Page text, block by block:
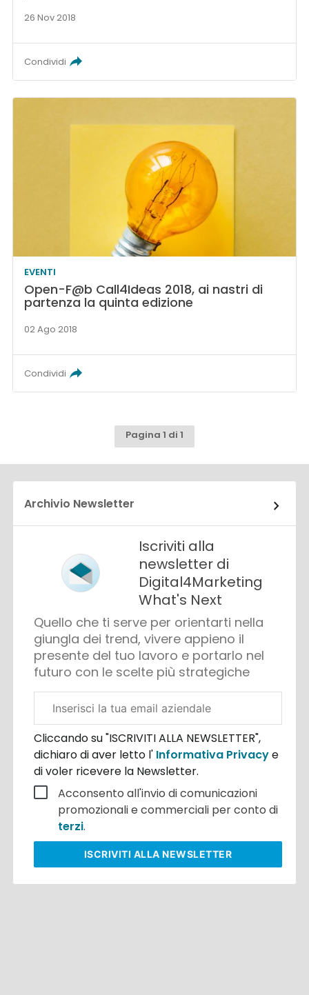
26 Nov 2018
Condividi
EVENTI
Open-F@b Call4Ideas 2018, ai nastri di
partenza la quinta edizione
02 Ago 2018
Condividi
Pagina 1 di 1
Archivio Newsletter
Iscriviti alla
newsletter di
Digital4Marketing
What's Next
Quello che ti serve per orientarti nella
giungla dei trend, vivere appieno il
presente del tuo lavoro e portarlo nel
futuro con le scelte più strategiche
aziendale
Cliccando su "ISCRIVITI ALLA NEWSLETTER",
dichiaro di aver letto l' Informativa Privacye
di voler ricevere la Newsletter.
Acconsento all'invio di comunicazioni
promozionali e commerciali per conto di
terzi.
ISCRIVITI ALLA NEWSLETTER